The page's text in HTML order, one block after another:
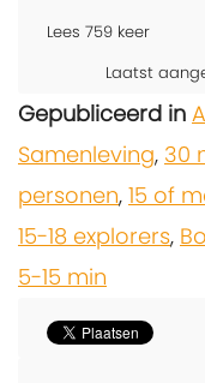
Lees 759 keer
Laatst
Gepubliceerd in
Samenleving, 30
personen, 15 of
15-18 explorers,
5-15 min